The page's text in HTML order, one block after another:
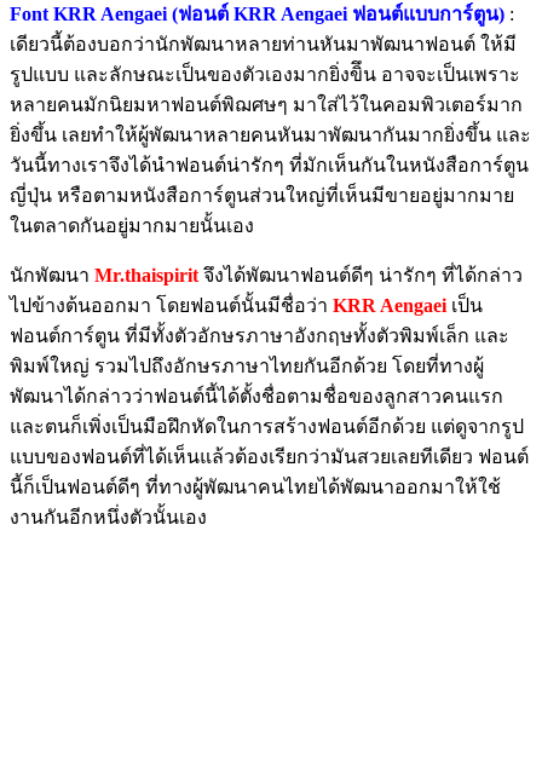
Font KRR Aengaei (ฟอนต์ KRR Aengaei ฟอนต์แบบการ์ตูน) :
เดียวนี้ต้องบอกว่านักพัฒนาหลายท่านหันมาพัฒนาฟอนต์ ให้มี
รูปแบบ และลักษณะเป็นของตัวเองมากยิ่งขิึน อาจจะเป็นเพราะ
หลายคนมักนิยมหาฟอนต์พิฌศษๆ มาใส่ไว้ในคอมพิวเตอร์มาก
ยิ่งขึ้น เลยทำให้ผู้พัฒนาหลายคนหันมาพัฒนากันมากยิ่งขึ้น และ
วันนี้ทางเราจึงได้นำฟอนต์น่ารักๆ ที่มักเห็นกันในหนังสือการ์ตูน
ญี่ปุ่น หรือตามหนังสือการ์ตูนส่วนใหญ่ที่เห็นมีขายอยู่มากมาย
ในตลาดกันอยู่มากมายนั้นเอง
นักพัฒนา Mr.thaispiritจึงได้พัฒนาฟอนต์ดีๆ น่ารักๆ ที่ได้กล่าว
ไปข้างต้นออกมา โดยฟอนต์นั้นมีชื่อว่า KRR Aengaeiเป็น
ฟอนต์การ์ตูน ที่มีทั้งตัวอักษรภาษาอังกฤษทั้งตัวพิมพ์เล็ก และ
พิมพ์ใหญ่ รวมไปถึงอักษรภาษาไทยกันอีกด้วย โดยที่ทางผู้
พัฒนาได้กล่าวว่าฟอนต์นี้ได้ตั้งชื่อตามชื่อของลูกสาวคนแรก
และตนก็เพิ่งเป็นมือฝึกหัดในการสร้างฟอนต์อีกด้วย แต่ดูจากรูป
แบบของฟอนต์ที่ได้เห็นแล้วต้องเรียกว่ามันสวยเลยทีเดียว ฟอนต์
นี้ก็เป็นฟอนต์ดีๆ ที่ทางผู้พัฒนาคนไทยได้พัฒนาออกมาให้ใช้
งานกันอีกหนึ่งตัวนั้นเอง